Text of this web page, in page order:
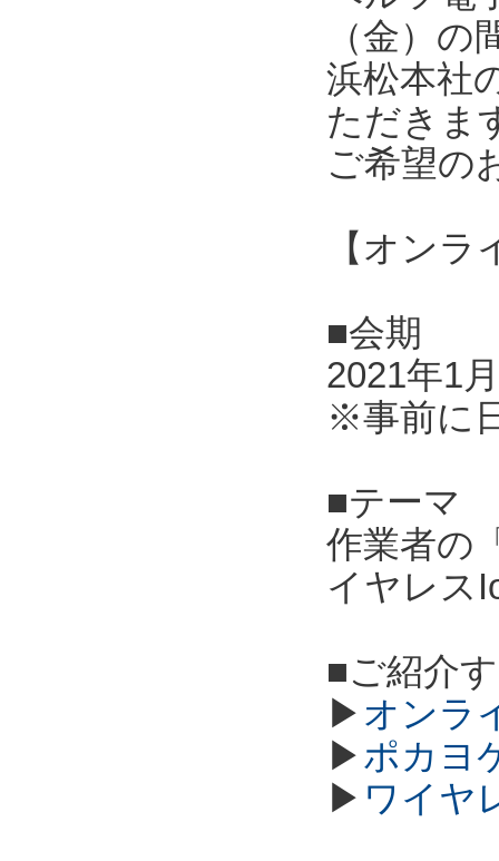
（金）
浜松本社
ただきま
ご希望の
【オン
■会期
2021年1
※事前に
■テーマ
作業者の
イヤレス
■ご紹介
▶ オンラ
▶ポカヨ
▶ ワイヤ